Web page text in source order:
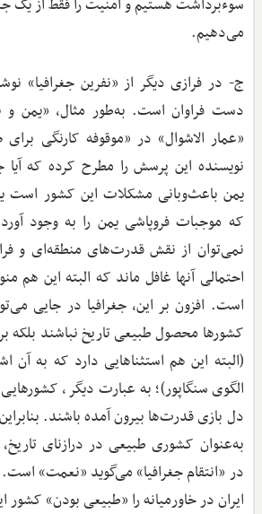
سوءبرداشت هستیم و امنیت را فقط از یک
می‌دهیم.
ج- در فرازی دیگر از «نفرین جغرافیا»
‌دست فراوان است. به‌طور مثال، «یمن و
«عمار الاشوال» در «موقوفه کارنگی
نویسنده این پرسش را مطرح کرده که آیا
یمن باعث‌وبانی مشکلات این کشور است
که موجبات فروپاشی یمن را به وجود
نمی‌توان از نقش قدرت‌های منطقه‌ای و
احتمالی آنها غافل ماند که البته این هم
است. افزون بر این، جغرافیا در جایی
کشورها محصول طبیعی تاریخ نباشند بلکه
(البته این هم استثناهایی دارد که به آن
الگوی سنگاپور)؛ به‌ عبارت‌ دیگر،
دل بازی قدرت‌ها بیرون آمده باشند.
به‌عنوان کشوری طبیعی در درازنای
در «انتقام جغرافیا» می‌گوید «نعمت»
ایران در خاورمیانه را «طبیعی بودن» کشور